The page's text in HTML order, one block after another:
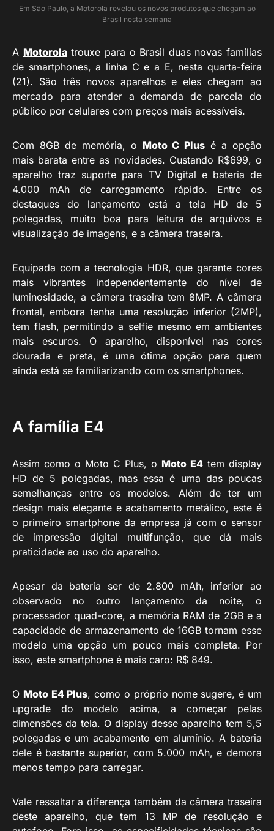
Em São Paulo, a Motorola revelou os novos produtos que chegam ao
Brasil nesta semana
A Motorolatrouxe para o Brasil duas novas famílias
de smartphones, a linha C e a E, nesta quarta-feira
(21). São três novos aparelhos e eles chegam ao
mercado para atender a demanda de parcela do
público por celulares com preços mais acessíveis.
Com 8GB de memória, o Moto C Plus é a opção
mais barata entre as novidades. Custando R$699, o
aparelho traz suporte para TV Digital e bateria de
4.000 mAh de carregamento rápido. Entre os
destaques do lançamento está a tela HD de 5
polegadas, muito boa para leitura de arquivos e
visualização de imagens, e a câmera traseira.
Equipada com a tecnologia HDR, que garante cores
mais vibrantes independentemente do nível de
luminosidade, a câmera traseira tem 8MP. A câmera
frontal, embora tenha uma resolução inferior (2MP),
tem flash, permitindo a selfie mesmo em ambientes
mais escuros. O aparelho, disponível nas cores
dourada e preta, é uma ótima opção para quem
ainda está se familiarizando com os smartphones.
A família E4
Assim como o Moto C Plus, o Moto E4 tem display
HD de 5 polegadas, mas essa é uma das poucas
semelhanças entre os modelos. Além de ter um
design mais elegante e acabamento metálico, este é
o primeiro smartphone da empresa já com o sensor
de impressão digital multifunção, que dá mais
praticidade ao uso do aparelho.
Apesar da bateria ser de 2.800 mAh, inferior ao
observado no outro lançamento da noite, o
processador quad-core, a memória RAM de 2GB e a
capacidade de armazenamento de 16GB tornam esse
modelo uma opção um pouco mais completa. Por
isso, este smartphone é mais caro: R$ 849.
O Moto E4 Plus, como o próprio nome sugere, é um
upgrade do modelo acima, a começar pelas
dimensões da tela. O display desse aparelho tem 5,5
polegadas e um acabamento em alumínio. A bateria
dele é bastante superior, com 5.000 mAh, e demora
menos tempo para carregar.
Vale ressaltar a diferença também da câmera traseira
deste aparelho, que tem 13 MP de resolução e